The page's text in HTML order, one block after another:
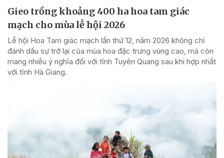
Gieo trồng khoảng 400 ha hoa tam giác
mạch cho mùa lễ hội 2026
Lễ hội Hoa Tam giác mạch lần thứ 12, năm 2026 không chỉ
đánh dấu sự trở lại của mùa hoa đặc trưng vùng cao, mà còn
mang nhiều ý nghĩa đối với tỉnh Tuyên Quang sau khi hợp nhất
với tỉnh Hà Giang.